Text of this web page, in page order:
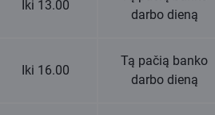
Iki 13.00
darbo dieną
Iki 16.00
Tą pačią banko
darbo dieną